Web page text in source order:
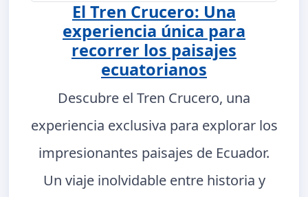
El Tren Crucero: Una
experiencia única para
recorrer los paisajes
ecuatorianos
Descubre el Tren Crucero, una
experiencia exclusiva para explorar los
impresionantes paisajes de Ecuador.
Un viaje inolvidable entre historia y